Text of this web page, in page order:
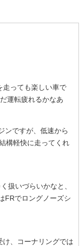
走っても楽しい車で
運転疲れるかなあ
ンですが、低速から
構軽快に走ってくれ
扱いづらいかなと、
FRでロングノーズシ
け、コーナリングでは